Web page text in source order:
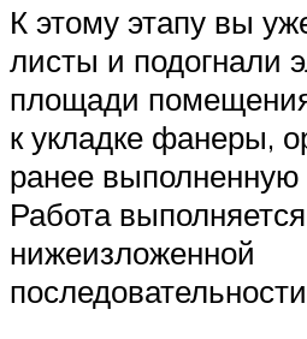
К этому этапу вы
листы и подогнали
площади
к укладке фанеры,
ранее
Работа
нижеизложенной